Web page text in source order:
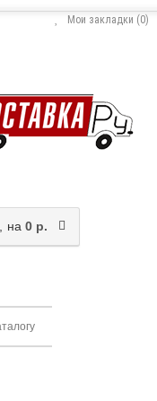
Мои закладки (0)
на 0 р.